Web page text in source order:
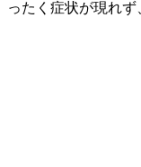
ったく症状が現れず